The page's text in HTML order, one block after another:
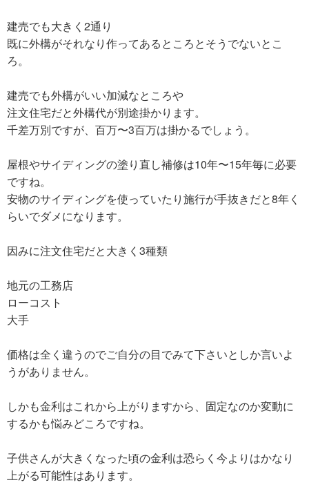
建売でも大きく2通り
既に外構がそれなり作ってあるところとそうでないとこ
ろ。
建売でも外構がいい加減なところや
注文住宅だと外構代が別途掛かります。
千差万別ですが、百万〜3百万は掛かるでしょう。
屋根やサイディングの塗り直し補修は10年〜15年毎に必要
ですね。
安物のサイディングを使っていたり施行が手抜きだと8年く
らいでダメになります。
因みに注文住宅だと大きく3種類
地元の工務店
ローコスト
大手
価格は全く違うのでご自分の目でみて下さいとしか言いよ
うがありません。
しかも金利はこれから上がりますから、固定なのか変動に
するかも悩みどころですね。
子供さんが大きくなった頃の金利は恐らく今よりはかなり
上がる可能性はあります。